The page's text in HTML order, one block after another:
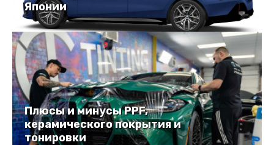
Японии
Плюсы и минусы PPF,
керамического покрытия и
тонировки